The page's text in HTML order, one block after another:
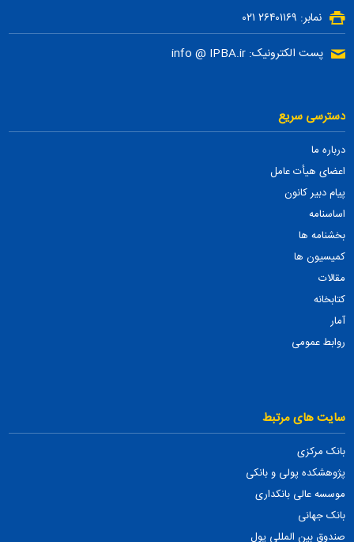
نمابر: ۲۶۴۰۱۱۶۹ ۰۲۱
پست الکترونیک: info @ IPBA.ir
دسترسی سریع
درباره ما
اعضای هیأت عامل
پیام دبیر کانون
اساسنامه
بخشنامه ها
کمیسیون ها
مقالات
کتابخانه
آمار
روابط عمومی
سایت های مرتبط
بانک مرکزی
پژوهشکده پولی و بانکی
موسسه عالی بانکداری
بانک جهانی
صندوق بین المللی پول